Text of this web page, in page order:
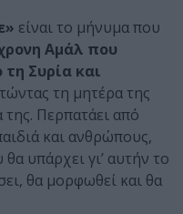
είναι το μήνυμα που
Αμάλ που
Συρία και
τη μητέρα της
Περπατάει από
και ανθρώπους,
υπάρχει γι’ αυτήν το
θα μορφωθεί και θα